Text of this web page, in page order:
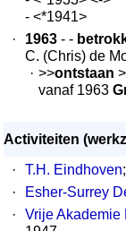
- <*1941>
·
1963 - -
C. (Chris) de
· >>ontstaan >
vanaf 1963
Activiteiten
·
T.H. Eindhoven
·
Esher-Surrey
·
Vrije Akademie